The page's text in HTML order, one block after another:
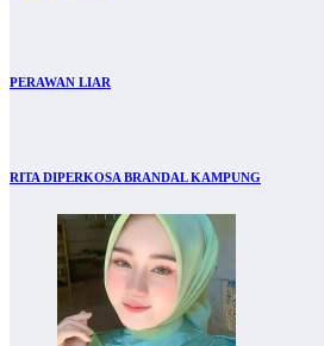
PERAWAN LIAR
RITA DIPERKOSA BRANDAL KAMPUNG